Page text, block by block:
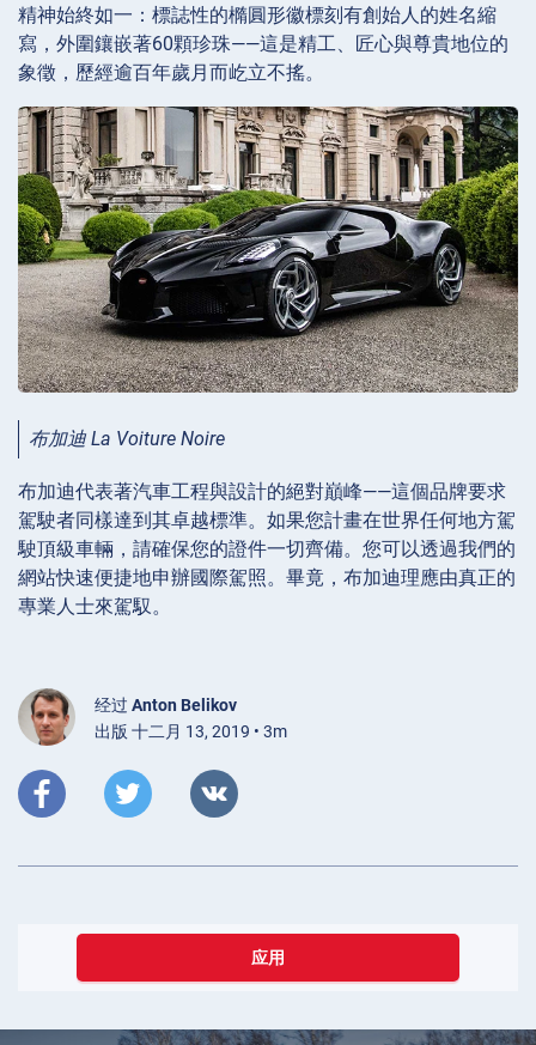
精神始終如一：標誌性的橢圓形徽標刻有創始人的姓名縮
寫，外圍鑲嵌著60顆珍珠——這是精工、匠心與尊貴地位的
象徵，歷經逾百年歲月而屹立不搖。
布加迪 La Voiture Noire
布加迪代表著汽車工程與設計的絕對巔峰——這個品牌要求
駕駛者同樣達到其卓越標準。如果您計畫在世界任何地方駕
駛頂級車輛，請確保您的證件一切齊備。您可以透過我們的
網站快速便捷地申辦國際駕照。畢竟，布加迪理應由真正的
專業人士來駕馭。
经过 Anton Belikov
出版 十二月 13, 2019 • 3m
应用